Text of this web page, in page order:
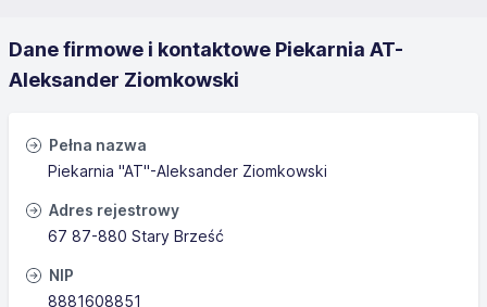
Dane firmowe i kontaktowe Piekarnia AT-
Aleksander Ziomkowski
Pełna nazwa
Piekarnia "AT"-Aleksander Ziomkowski
Adres rejestrowy
67 87-880 Stary Brześć
NIP
8881608851